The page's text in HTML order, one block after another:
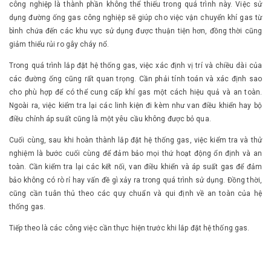
công nghiệp là thành phần không thể thiếu trong quá trình này. Việc sử
dụng đường ống gas công nghiệp sẽ giúp cho việc vận chuyển khí gas từ
bình chứa đến các khu vực sử dụng được thuận tiện hơn, đồng thời cũng
giảm thiểu rủi ro gây cháy nổ.
Trong quá trình lắp đặt hệ thống gas, việc xác định vị trí và chiều dài của
các đường ống cũng rất quan trọng. Cần phải tính toán và xác định sao
cho phù hợp để có thể cung cấp khí gas một cách hiệu quả và an toàn.
Ngoài ra, việc kiểm tra lại các linh kiện đi kèm như van điều khiển hay bộ
điều chỉnh áp suất cũng là một yêu cầu không được bỏ qua.
Cuối cùng, sau khi hoàn thành lắp đặt hệ thống gas, việc kiểm tra và thử
nghiệm là bước cuối cùng để đảm bảo mọi thứ hoạt động ổn định và an
toàn. Cần kiểm tra lại các kết nối, van điều khiển và áp suất gas để đảm
bảo không có rò rỉ hay vấn đề gì xảy ra trong quá trình sử dụng. Đồng thời,
cũng cần tuân thủ theo các quy chuẩn và qui định về an toàn của hệ
thống gas.
Tiếp theo là các công việc cần thực hiện trước khi lắp đặt hệ thống gas.